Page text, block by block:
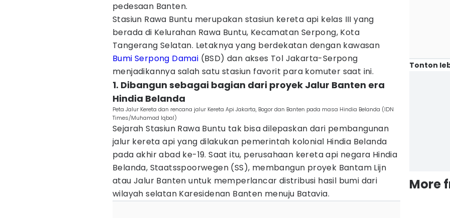
pedesaan Banten.
Stasiun Rawa Buntu merupakan stasiun kereta api kelas III yang
berada di Kelurahan Rawa Buntu, Kecamatan Serpong, Kota
Tangerang Selatan. Letaknya yang berdekatan dengan kawasan
Bumi Serpong Damai (BSD) dan akses Tol Jakarta-Serpong
menjadikannya salah satu stasiun favorit para komuter saat ini.
1. Dibangun sebagai bagian dari proyek Jalur Banten era
Hindia Belanda
Peta Jalur Kereta dan rencana jalur Kereta Api Jakarta, Bogor dan Banten pada masa Hindia Belanda (IDN
Times/Muhamad Iqbal)
Sejarah Stasiun Rawa Buntu tak bisa dilepaskan dari pembangunan
jalur kereta api yang dilakukan pemerintah kolonial Hindia Belanda
pada akhir abad ke-19. Saat itu, perusahaan kereta api negara Hindia
Belanda, Staatsspoorwegen (SS), membangun proyek Bantam Lijn
atau Jalur Banten untuk memperlancar distribusi hasil bumi dari
wilayah selatan Karesidenan Banten menuju Batavia.
Tonton
More